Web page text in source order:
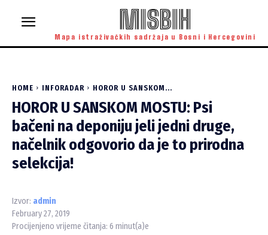
MISBIH
Mapa istraživačkih sadržaja u Bosni i Hercegovini
HOME INFORADAR HOROR U SANSKOM...
HOROR U SANSKOM MOSTU: Psi
bačeni na deponiju jeli jedni druge,
načelnik odgovorio da je to prirodna
selekcija!
Izvor: admin
February 27, 2019
Procijenjeno vrijeme čitanja: 6 minut(a)e